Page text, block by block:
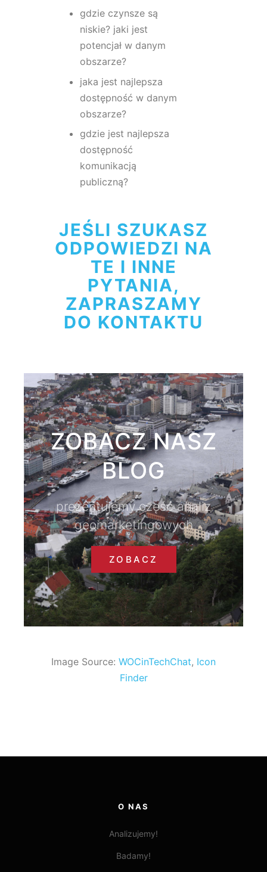
gdzie czynsze są
niskie? jaki jest
potencjał w danym
obszarze?
jaka jest najlepsza
dostępność w danym
obszarze?
gdzie jest najlepsza
dostępność
komunikacją
publiczną?​
JEŚLI SZUKASZ
ODPOWIEDZI NA
TE I INNE
PYTANIA,
ZAPRASZAMY
DO KONTAKTU
ZOBACZ NASZ
BLOG
prezentujemy część analiz
geomarketingowych
ZOBACZ
Image Source: WOCinTechChat, Icon
Finder
O NAS
Analizujemy!
Badamy!